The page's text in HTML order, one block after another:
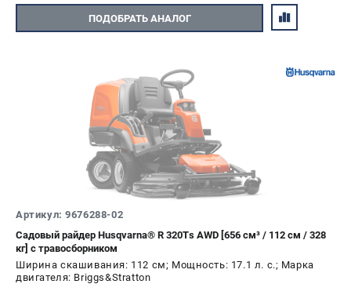
ПОДОБРАТЬ АНАЛОГ
Артикул: 9676288-02
Садовый райдер Husqvarna® R 320Ts AWD [656 см³ / 112 см / 328
кг] с травосборником
Ширина скашивания: 112 см; Мощность: 17.1 л. с.; Марка
двигателя: Briggs&Stratton